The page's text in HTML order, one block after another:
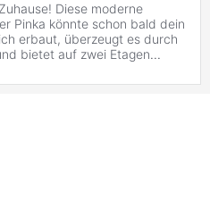
Diese moderne
Pinka könnte schon bald dein
erbaut, überzeugt es durch
bietet auf zwei Etagen...